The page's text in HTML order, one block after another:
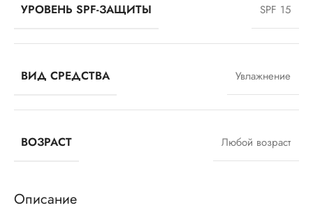
УРОВЕНЬ SPF-ЗАЩИТЫ SPF 15
ВИД СРЕДСТВА Увлажнение
ВОЗРАСТ Любой возраст
Описание